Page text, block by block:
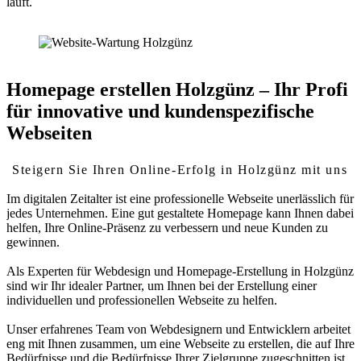
Homepage erstellen Holzgünz – Ihr Profi
für innovative und kundenspezifische
Webseiten
Steigern Sie Ihren Online-Erfolg in Holzgünz mit uns
Im digitalen Zeitalter ist eine professionelle Webseite unerlässlich für
jedes Unternehmen. Eine gut gestaltete Homepage kann Ihnen dabei
helfen, Ihre Online-Präsenz zu verbessern und neue Kunden zu
gewinnen.
Als Experten für Webdesign und Homepage-Erstellung in Holzgünz
sind wir Ihr idealer Partner, um Ihnen bei der Erstellung einer
individuellen und professionellen Webseite zu helfen.
Unser erfahrenes Team von Webdesignern und Entwicklern arbeitet
eng mit Ihnen zusammen, um eine Webseite zu erstellen, die auf Ihre
Bedürfnisse und die Bedürfnisse Ihrer Zielgruppe zugeschnitten ist.